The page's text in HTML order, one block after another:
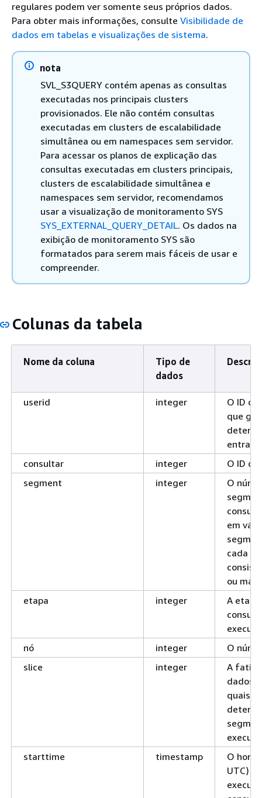
regulares podem ver somente seus próprios dados.
Para obter mais informações, consulte Visibilidade de
dados em tabelas e visualizações de sistema.
nota
SVL_S3QUERY contém apenas as consultas
executadas nos principais clusters
provisionados. Ele não contém consultas
executadas em clusters de escalabilidade
simultânea ou em namespaces sem servidor.
Para acessar os planos de explicação das
consultas executadas em clusters principais,
clusters de escalabilidade simultânea e
namespaces sem servidor, recomendamos
usar a visualização de monitoramento SYS
SYS_EXTERNAL_QUERY_DETAIL. Os dados na
exibição de monitoramento SYS são
formatados para serem mais fáceis de usar e
compreender.
Colunas da tabela
Nome da coluna
Tipo de
dados
userid integer
O ID
que
consultar
integer
O ID
segment
integer
O
em
cada
ou
etapa
integer
A
nó
integer
O
slice
integer
A fatia
dados
quais
starttime
timestamp
O
UTC)